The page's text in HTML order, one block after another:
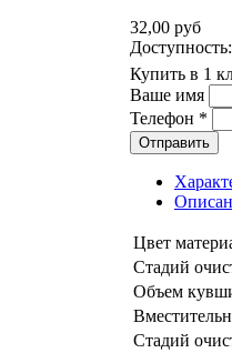
32,00 руб
Доступность:
Купить в 1
Ваше имя
Телефон *
Отправить
Цвет
Стадий
Объем
Стадий